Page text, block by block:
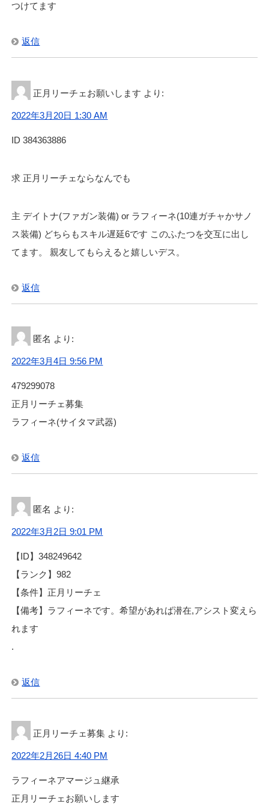
つけてます
返信
正月リーチェお願いします より:
2022年3月20日 1:30 AM
ID 384363886
求 正月リーチェならなんでも
主 デイトナ(ファガン装備) or ラフィーネ(10連ガチャかサノ
ス装備) どちらもスキル遅延6です このふたつを交互に出し
てます。 親友してもらえると嬉しいデス。
返信
匿名 より:
2022年3月4日 9:56 PM
479299078
正月リーチェ募集
ラフィーネ(サイタマ武器)
返信
匿名 より:
2022年3月2日 9:01 PM
【ID】348249642
【ランク】982
【条件】正月リーチェ
【備考】ラフィーネです。希望があれば潜在,アシスト変えら
れます
.
返信
正月リーチェ募集 より:
2022年2月26日 4:40 PM
ラフィーネアマージュ継承
正月リーチェお願いします